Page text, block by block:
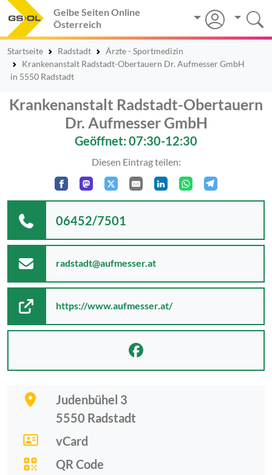
Gelbe Seiten Online
Österreich
Startseite Radstadt
Ärzte - Sportmedizin
Krankenanstalt Radstadt-Obertauern Dr. Aufmesser GmbH
in 5550 Radstadt
Krankenanstalt Radstadt-Obertauern
Dr. Aufmesser GmbH
Geöffnet: 07:30-12:30
Diesen Eintrag teilen:
Judenbühel 3
5550 Radstadt
vCard
QR Code
06452/7501
radstadt@aufmesser.at
https://www.aufmesser.at/